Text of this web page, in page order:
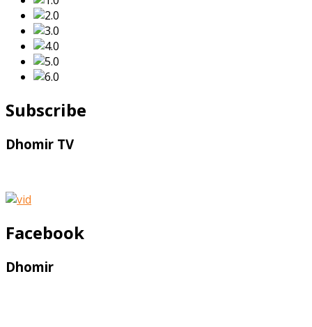
Subscribe
Dhomir TV
Facebook
Dhomir